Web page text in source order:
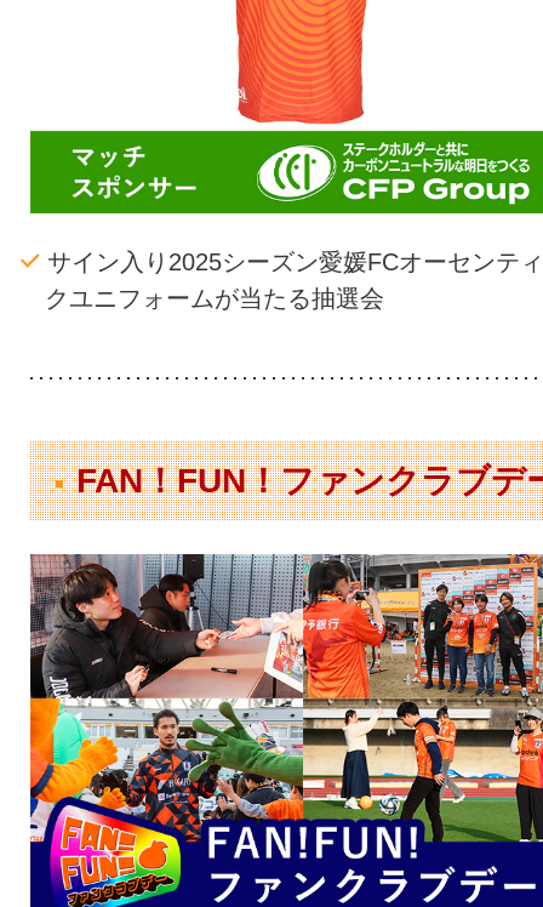
サイン入り2025シーズン愛媛FCオーセンテ
クユニフォームが当たる抽選会
FAN！FUN！ファンクラブデ